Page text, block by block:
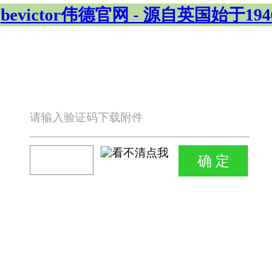
bevictor伟德官网 - 源自英国始于
请输入验证码下载附件